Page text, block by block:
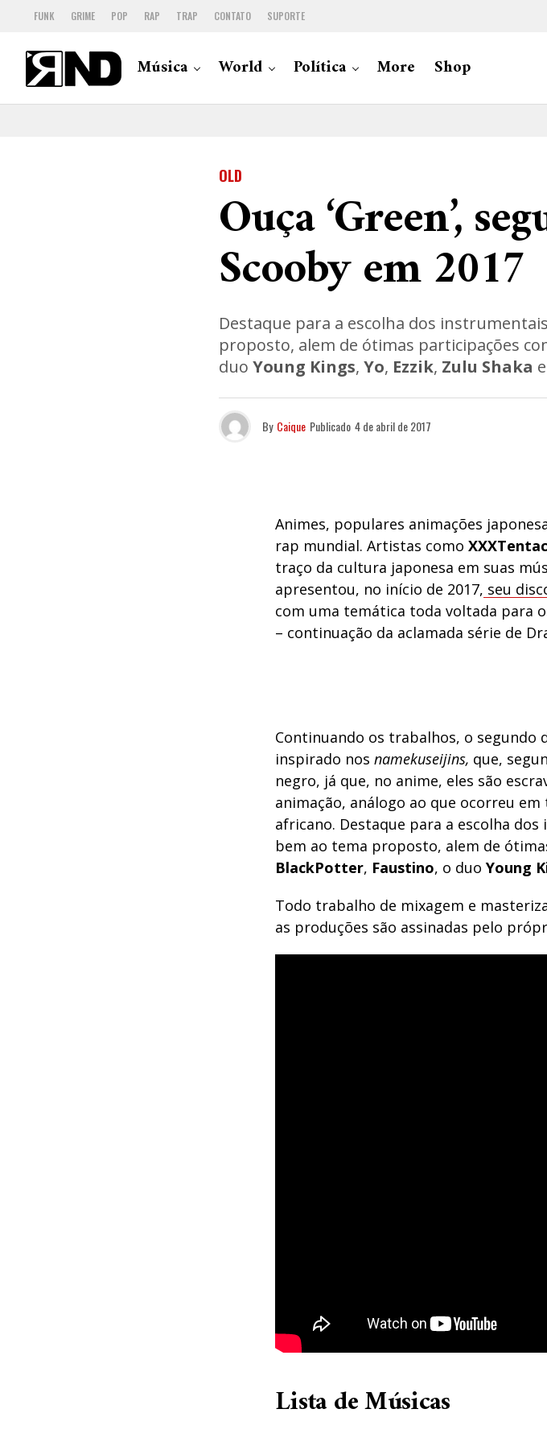
FUNK GRIME POP RAP TRAP CONTATO SUPORTE
Música World Política More Shop
OLD
Ouça ‘Green’,
Scooby em 2017
Destaque para a escolha dos
proposto, alem de ótimas participações
duo Young Kings, Yo, Ezzik, Zulu Shaka e
By Caique Publicado 4 de abril de 2017
Animes, populares animações
rap mundial. Artistas como
traço da cultura japonesa em suas
apresentou, no início de 2017, seu
com uma temática toda voltada para
– continuação da aclamada série de
Continuando os trabalhos, o segundo
inspirado nos namekuseijins, que,
negro, já que, no anime, eles são
animação, análogo ao que ocorreu
africano. Destaque para a escolha
bem ao tema proposto, alem de
BlackPotter, Faustino, o duo Young
Todo trabalho de mixagem e
as produções são assinadas pelo
Lista de Músicas